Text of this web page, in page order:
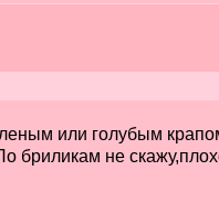
или голубым
бриликам не